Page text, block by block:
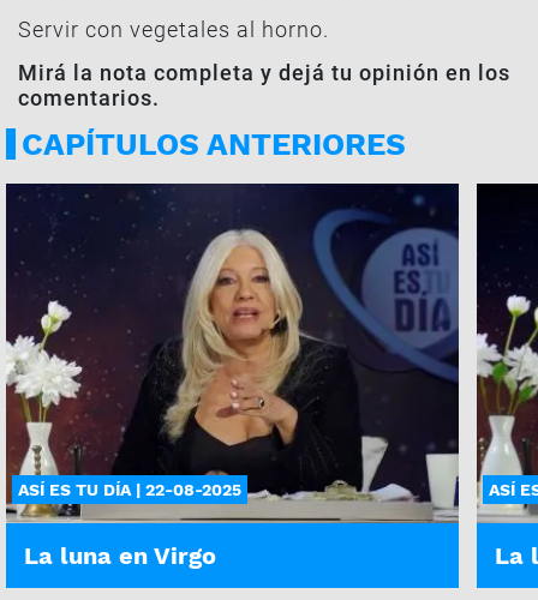
Servir con vegetales al horno.
Mirá la nota completa y dejá tu opinión en los
comentarios.
CAPÍTULOS ANTERIORES
ASÍ ES TU DÍA | 22-08-2025
La luna en Virgo
ASÍ
La